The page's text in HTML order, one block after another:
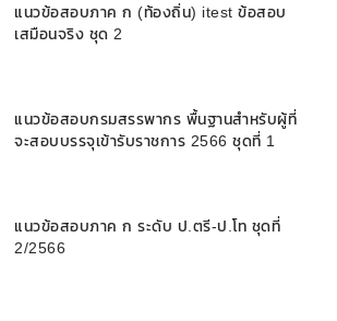
แนวข้อสอบภาค ก (ท้องถิ่น) itest ข้อสอบ
เสมือนจริง ชุด 2
แนวข้อสอบกรมสรรพากร พื้นฐานสำหรับผู้ที่
จะสอบบรรจุเข้ารับราชการ 2566 ชุดที่ 1
แนวข้อสอบภาค ก ระดับ ป.ตรี-ป.โท ชุดที่
2/2566